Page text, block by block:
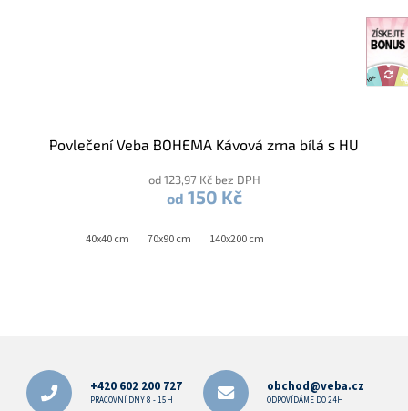
Povlečení Veba BOHEMA Kávová zrna bílá s HU
od 123,97 Kč bez DPH
od 150 Kč
40x40 cm 70x90 cm 140x200 cm
+420 602 200 727
PRACOVNÍ DNY 8 - 15H
obchod@veba.cz
ODPOVÍDÁME DO 24H